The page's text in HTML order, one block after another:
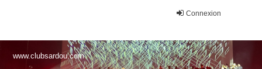
Connexion
www.clubsardou.com